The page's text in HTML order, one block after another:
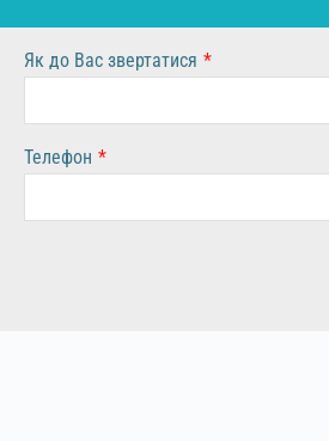
Як до Вас звертатися *
Телефон *